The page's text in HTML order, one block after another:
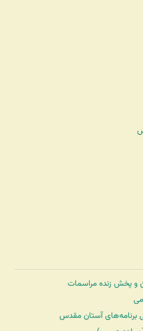
و پخش زنده مراسمات
برنامه‌های آستان مقدس